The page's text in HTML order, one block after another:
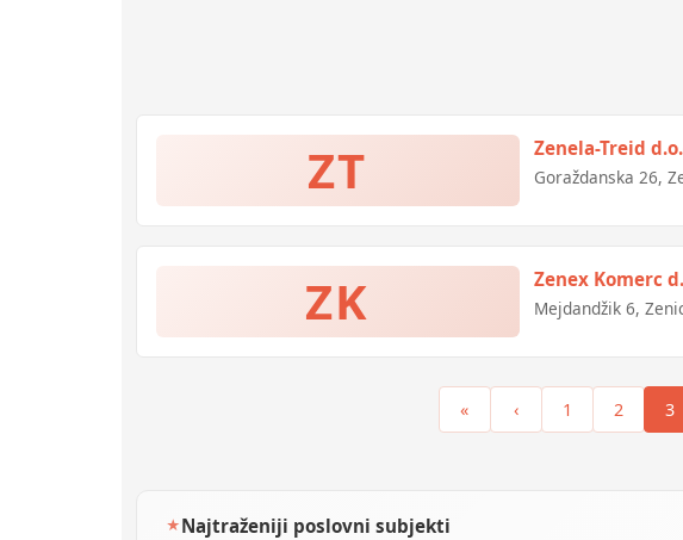
ZT Zenela-Treid
Goraždanska 26,
ZK Zenex Komerc
Mejdandžik 6,
« ‹ 1 2 3
★Najtraženiji poslovni subjekti